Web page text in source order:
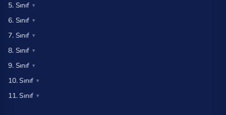
5. Sınıf
6. Sınıf
7. Sınıf
8. Sınıf
9. Sınıf
10. Sınıf
11. Sınıf